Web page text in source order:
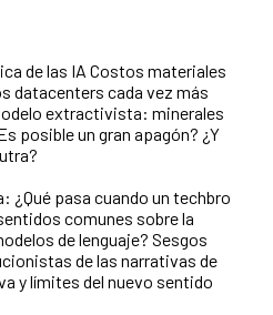
de las IA Costos materiales
datacenters cada vez más
extractivista: minerales
posible un gran apagón? ¿Y
¿Qué pasa cuando un techbro
comunes sobre la
de lenguaje? Sesgos
de las narrativas de
y límites del nuevo sentido